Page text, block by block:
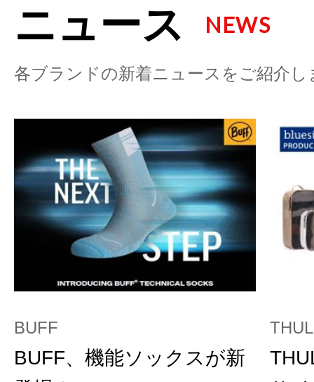
ニュース NEWS
各ブランドの新着ニュースをご紹介し
BUFF
BUFF、機能ソックスが新